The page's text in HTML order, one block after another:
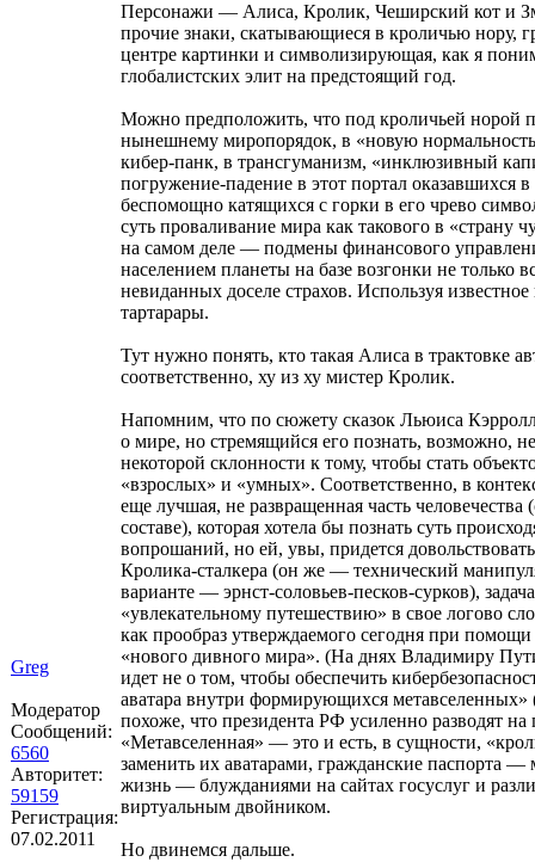
Greg
Модератор
Сообщений:
6560
Авторитет:
59159
Регистрация:
07.02.2011
Персонажи — Алиса, Кролик, Чеширский кот и
прочие знаки, скатывающиеся в кроличью нору,
центре картинки и символизирующая, как я
глобалистских элит на предстоящий год.
Можно предположить, что под кроличьей норой
нынешнему миропорядок, в «новую
кибер-панк, в трансгуманизм, «инклюзивный
погружение-падение в этот портал
беспомощно катящихся с горки в его чрево
суть проваливание мира как такового в
на самом деле — подмены финансового
населением планеты на базе возгонки не
невиданных доселе страхов. Используя
тартарары.
Тут нужно понять, кто такая Алиса в трактовке
соответственно, ху из ху мистер Кролик.
Напомним, что по сюжету сказок Льюиса
о мире, но стремящийся его познать, возможно,
некоторой склонности к тому, чтобы стать
«взрослых» и «умных». Соответственно, в
еще лучшая, не развращенная часть
составе), которая хотела бы познать суть
вопрошаний, но ей, увы, придется
Кролика-сталкера (он же — технический
варианте — эрнст-соловьев-песков-сурков),
«увлекательному путешествию» в свое логово
как прообраз утверждаемого сегодня при
«нового дивного мира». (На днях Владимиру
идет не о том, чтобы обеспечить
аватара внутри формирующихся
похоже, что президента РФ усиленно разводят
«Метавселенная» — это и есть, в сущности,
заменить их аватарами, гражданские паспорта
жизнь — блужданиями на сайтах госуслуг и
виртуальным двойником.
Но двинемся дальше.